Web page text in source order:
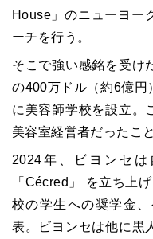
House」のニューヨー
ーチを行う。
そこで強い感銘を受け
の400万ドル（約6億円
に美容師学校を設立。
美容室経営者だったこ
2024年、ビヨンセ
「Cécred」 を立ち上
校の学生への奨学金
表。ビヨンセは他に黒